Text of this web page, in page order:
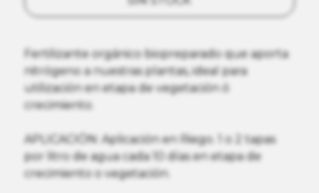
Fertilizante orgánico biopreparado que aporta
nitrógeno a nuestras plantas, ideal para
utilización en etapa de vegetación ó
crecimiento.
APLICACIÓN: Aplicación en Riego. 1 o 2 tapas
por litro de agua cada 10 días en etapa de
crecimiento o vegetación.